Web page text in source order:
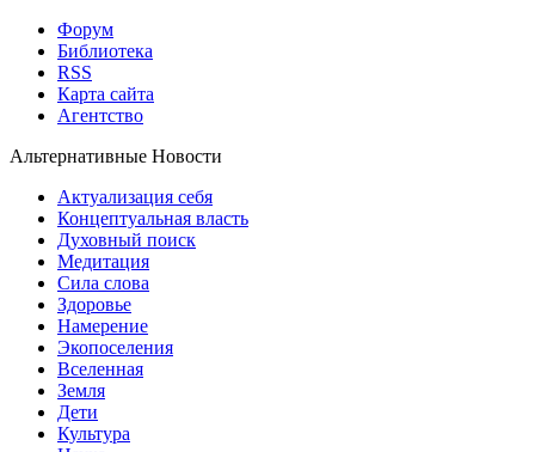
Форум
Библиотека
RSS
Карта сайта
Агентство
Альтернативные Новости
Актуализация себя
Концептуальная власть
Духовный поиск
Медитация
Сила слова
Здоровье
Намерение
Экопоселения
Вселенная
Земля
Дети
Культура